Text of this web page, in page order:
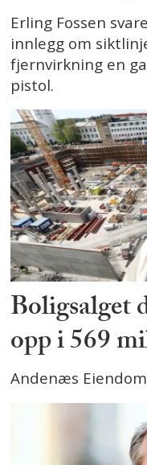
Erling Fossen
innlegg om
fjernvirkning en
pistol.
Boligsalget
opp i 569
Andenæs